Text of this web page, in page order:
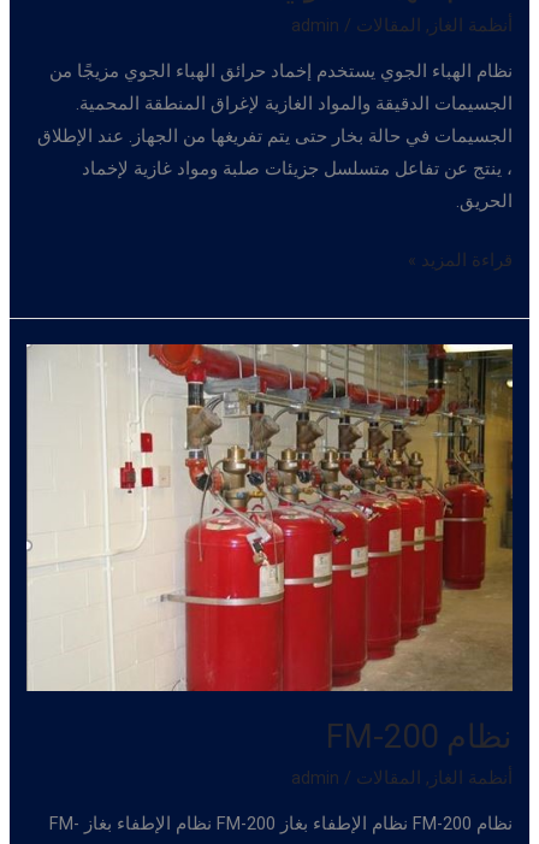
أنظمة الغاز , المقالات /
admin
نظام الهباء الجوي يستخدم إخماد حرائق الهباء الجوي مزيجًا من
الجسيمات الدقيقة والمواد الغازية لإغراق المنطقة المحمية.
الجسيمات في حالة بخار حتى يتم تفريغها من الجهاز. عند الإطلاق
، ينتج عن تفاعل متسلسل جزيئات صلبة ومواد غازية لإخماد
الحريق.
نظام
الجوي
قراءة المزيد »
نظام FM-200
أنظمة الغاز , المقالات /
admin
نظام FM-200 نظام الإطفاء بغاز FM-200 نظام الإطفاء بغاز FM-